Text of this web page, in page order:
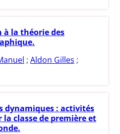
la théorie des
; Aldon Gilles ;
dynamiques : activités
la classe de première et